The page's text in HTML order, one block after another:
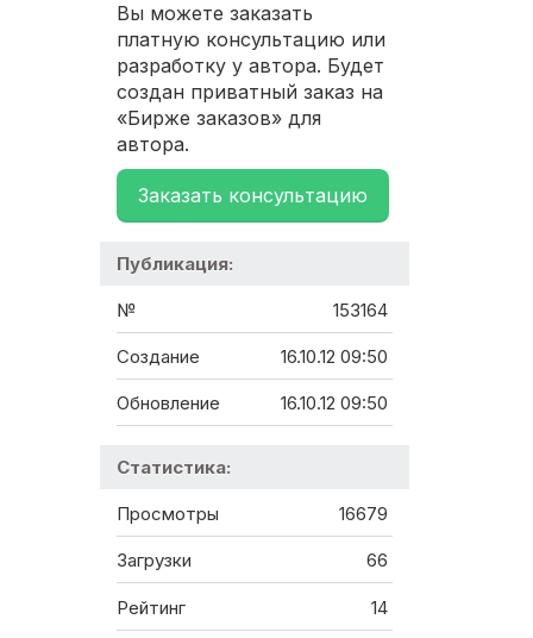
Вы можете заказать
платную консультацию или
разработку у автора. Будет
создан приватный заказ на
«Бирже заказов» для
автора.
Заказать консультацию
Публикация:
№ 153164
Создание 16.10.12 09:50
Обновление 16.10.12 09:50
Статистика:
Просмотры 16679
Загрузки 66
Рейтинг 14